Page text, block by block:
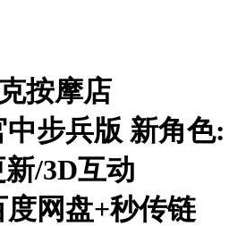
按摩店
中步兵版 新角色:
/3D互动
网盘+秒传链